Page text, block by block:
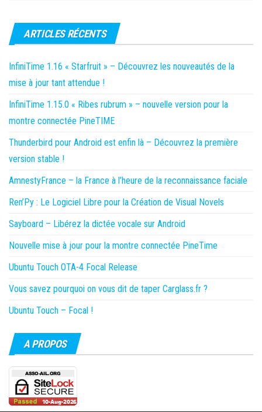
ARTICLES RÉCENTS
InfiniTime 1.16 « Starfruit » – Découvrez les nouveautés de la
mise à jour tant attendue !
InfiniTime 1.15.0 « Ribes rubrum » – nouvelle version pour la
montre connectée PineTIME
Thunderbird pour Android est enfin là – Découvrez la première
version stable !
AmnestyFrance – la France à l’heure de la reconnaissance faciale
Ren’Py : Le Logiciel Libre pour la Création de Visual Novels
Sayboard – Libérez la dictée vocale sur Android
Nouvelle mise à jour pour la montre connectée PineTime
Ubuntu Touch OTA-4 Focal Release
Vous savez pourquoi on vous dit de taper Carglass.fr ?
Ubuntu Touch – Focal !
A PROPOS